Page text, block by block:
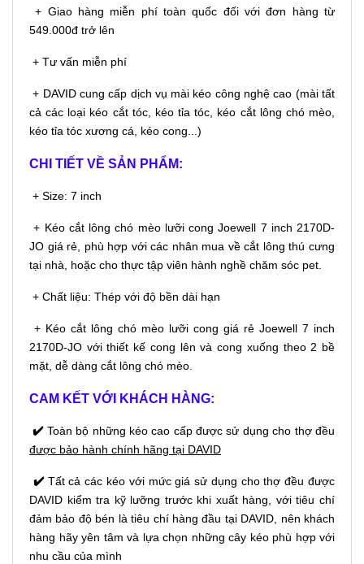
+ Giao hàng miễn phí toàn quốc đối với đơn hàng từ
549.000đ trở lên
+ Tư vấn miễn phí
+ DAVID cung cấp dịch vụ mài kéo công nghệ cao (mài tất
cả các loại kéo cắt tóc, kéo tỉa tóc, kéo cắt lông chó mèo,
kéo tỉa tóc xương cá, kéo cong...)
CHI TIẾT VỀ SẢN PHẨM:
+ Size: 7 inch
+ Kéo cắt lông chó mèo lưỡi cong Joewell 7 inch 2170D-
JO giá rẻ, phù hợp với các nhân mua về cắt lông thú cưng
tại nhà, hoặc cho thực tập viên hành nghề chăm sóc pet.
+ Chất liệu: Thép với độ bền dài hạn
+ Kéo cắt lông chó mèo lưỡi cong giá rẻ Joewell 7 inch
2170D-JO với thiết kế cong lên và cong xuống theo 2 bề
mặt, dễ dàng cắt lông chó mèo.
CAM KẾT VỚI KHÁCH HÀNG:
✔️ Toàn bộ những kéo cao cấp được sử dụng cho thợ đều
được bảo hành chính hãng tại DAVID
✔️ Tất cả các kéo với mức giá sử dụng cho thợ đều được
DAVID kiểm tra kỹ lưỡng trước khi xuất hàng, với tiêu chí
đảm bảo độ bén là tiêu chí hàng đầu tại DAVID, nên khách
hàng hãy yên tâm và lựa chọn những cây kéo phù hợp với
nhu cầu của mình